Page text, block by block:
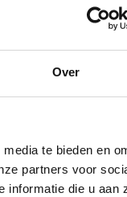
Over
te bieden en
partners voor
informatie die u aan